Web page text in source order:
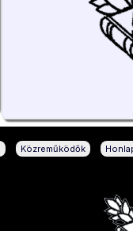
Közreműködők